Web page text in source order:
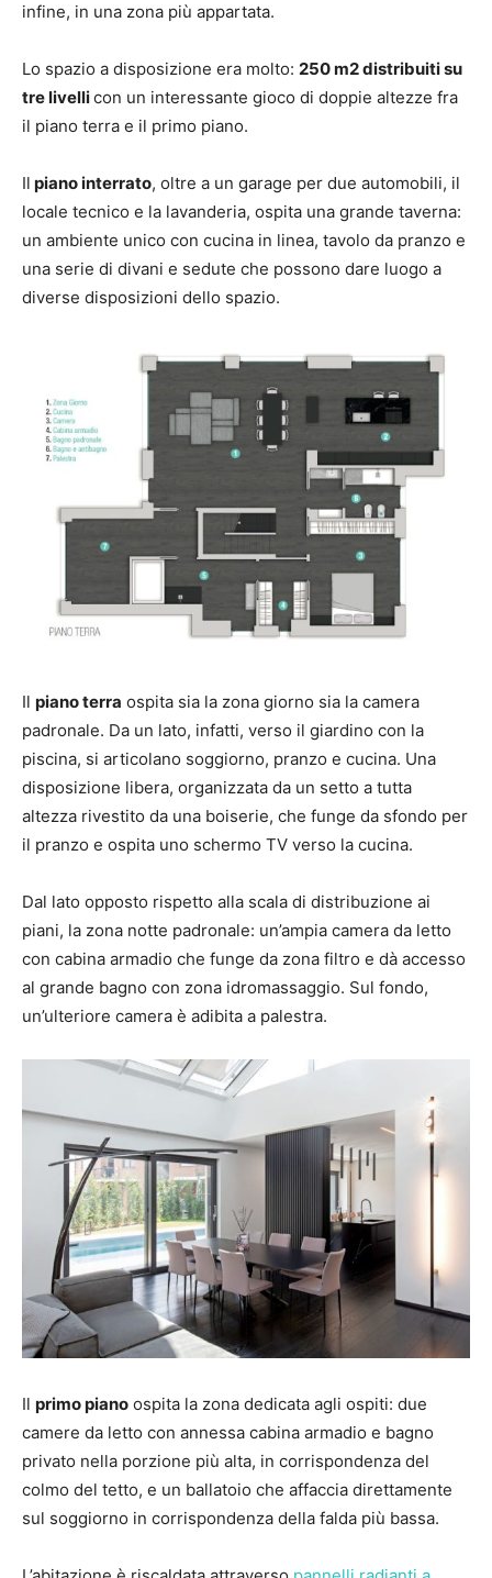
infine, in una zona più appartata.
Lo spazio a disposizione era molto: 250 m2 distribuiti su
tre livellicon un interessante gioco di doppie altezze fra
il piano terra e il primo piano.
Il piano interrato, oltre a un garage per due automobili, il
locale tecnico e la lavanderia, ospita una grande taverna:
un ambiente unico con cucina in linea, tavolo da pranzo e
una serie di divani e sedute che possono dare luogo a
diverse disposizioni dello spazio.
Il piano terra ospita sia la zona giorno sia la camera
padronale. Da un lato, infatti, verso il giardino con la
piscina, si articolano soggiorno, pranzo e cucina. Una
disposizione libera, organizzata da un setto a tutta
altezza rivestito da una boiserie, che funge da sfondo per
il pranzo e ospita uno schermo TV verso la cucina.
Dal lato opposto rispetto alla scala di distribuzione ai
piani, la zona notte padronale: un’ampia camera da letto
con cabina armadio che funge da zona filtro e dà accesso
al grande bagno con zona idromassaggio. Sul fondo,
un’ulteriore camera è adibita a palestra.
Il primo piano ospita la zona dedicata agli ospiti: due
camere da letto con annessa cabina armadio e bagno
privato nella porzione più alta, in corrispondenza del
colmo del tetto, e un ballatoio che affaccia direttamente
sul soggiorno in corrispondenza della falda più bassa.